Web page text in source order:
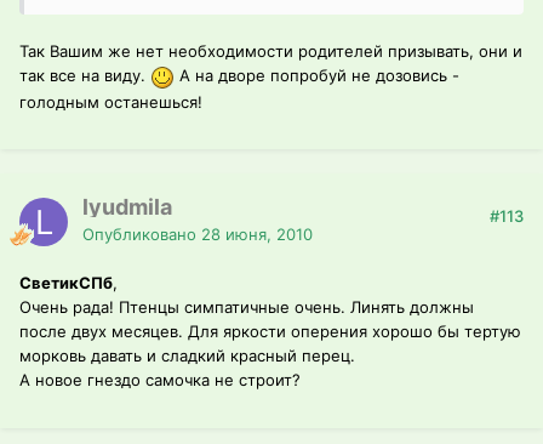
Так Вашим же нет необходимости родителей призывать, они и
так все на виду.
А на дворе попробуй не дозовись -
голодным останешься!
lyudmila
Опубликовано 28 июня, 2010
#113
СветикСПб,
Очень рада! Птенцы симпатичные очень. Линять должны
после двух месяцев. Для яркости оперения хорошо бы тертую
морковь давать и сладкий красный перец.
А новое гнездо самочка не строит?